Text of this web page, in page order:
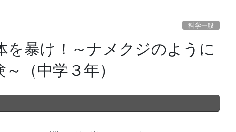
科学一般
を暴け！～ナメクジのように
（中学３年）